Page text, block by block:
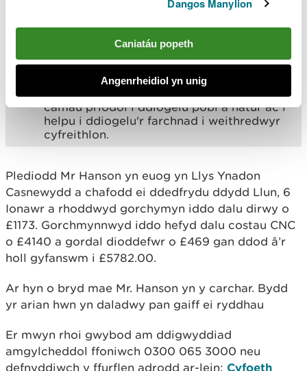
Dangos Manylion
Caniatáu popeth
Angenrheidiol yn unig
cael ei wneud mewn ffordd nad yw'n
peryglu’r amgylchedd na iechyd pobl.
Rydym yn gobeithio y bydd canlyniad yr
achos hwn yn anfon neges glir ein bod yn
trin troseddau o'r math hwn yn ddifrifol
camau priodol i ddiogelu pobl a natur ac i
helpu i ddiogelu'r farchnad i weithredwyr
cyfreithlon.
Plediodd Mr Hanson yn euog yn Llys Ynadon
Casnewydd a chafodd ei ddedfrydu ddydd Llun, 6
Ionawr a rhoddwyd gorchymyn iddo dalu dirwy o
£1173. Gorchmynnwyd iddo hefyd dalu costau CNC
o £4140 a gordal dioddefwr o £469 gan ddod â’r
holl gyfanswm i £5782.00.
Ar hyn o bryd mae Mr. Hanson yn y carchar. Bydd
yr arian hwn yn daladwy pan gaiff ei ryddhau
Er mwyn rhoi gwybod am ddigwyddiad
amgylcheddol ffoniwch 0300 065 3000 neu
defnyddiwch y ffurflen adrodd ar-lein: Cyfoeth